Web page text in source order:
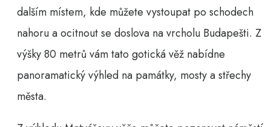
dalším místem, kde můžete vystoupat po schodech
nahoru a ocitnout se doslova na vrcholu Budapešti. Z
výšky 80 metrů vám tato gotická věž nabídne
panoramatický výhled na památky, mosty a střechy
města.